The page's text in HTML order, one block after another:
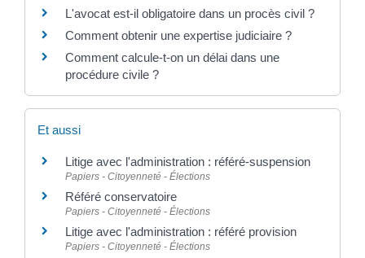
L'avocat est-il obligatoire dans un procès civil ?
Comment obtenir une expertise judiciaire ?
Comment calcule-t-on un délai dans une
procédure civile ?
Et aussi
Litige avec l'administration : référé-suspension
Papiers - Citoyenneté - Élections
Référé conservatoire
Papiers - Citoyenneté - Élections
Litige avec l'administration : référé provision
Papiers - Citoyenneté - Élections